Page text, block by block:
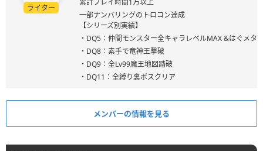
ライター
累計プレイ時間1万以上
一部ナンバリングのトロコン達成
【シリーズ別実績】
・DQ5：仲間モンスター全キャラレベルMAX &はぐメタ
・DQ8：素手で竜神王撃破
・DQ9：全Lv99魔王地図踏破
・DQ11：全縛り裏ボスクリア
メンバーの情報を見る